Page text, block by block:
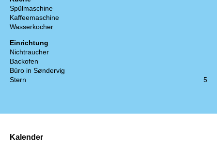
Spülmaschine
Kaffeemaschine
Wasserkocher
Einrichtung
Nichtraucher
Backofen
Büro in Søndervig
Stern
5
Kalender